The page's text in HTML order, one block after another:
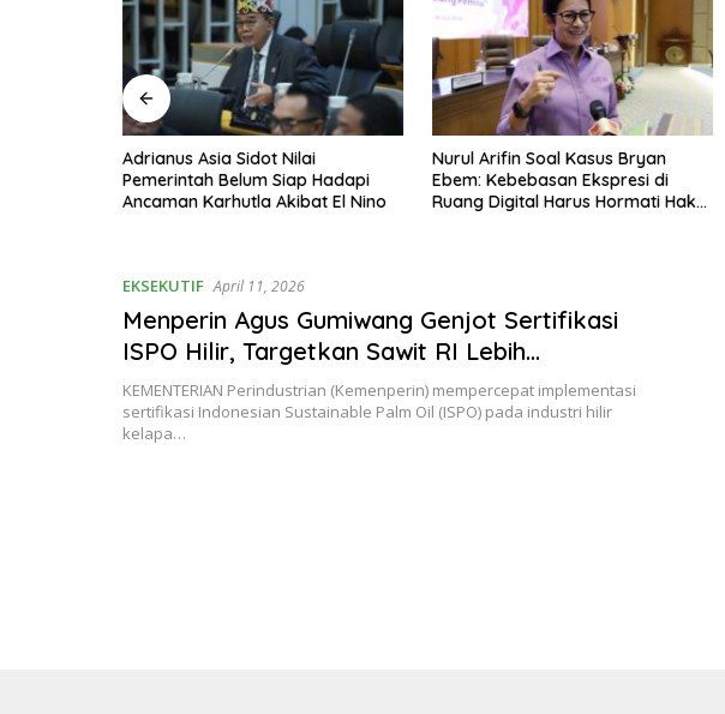
Adrianus Asia Sidot Nilai
Pemerintah Belum Siap Hadapi
Ancaman Karhutla Akibat El Nino
Nurul Arifin Soal Kasus Bryan
Ebem: Kebebasan Ekspresi di
Ruang Digital Harus Hormati Hak
EKSEKUTIF April 11, 2026
Menperin Agus Gumiwang Genjot Sertifikasi
ISPO Hilir, Targetkan Sawit RI Lebih
Kompetitif
KEMENTERIAN Perindustrian (Kemenperin) mempercepat implementasi
sertifikasi Indonesian Sustainable Palm Oil (ISPO) pada industri hilir
kelapa…